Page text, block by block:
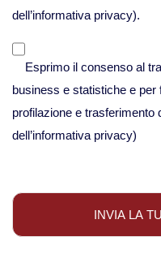
Viaggi in Islanda
Viaggi in
Viaggi in Arabia
dell’informativa privacy).
Esprimo il consenso al
business e statistiche e per
profilazione e trasferimento
dell’informativa privacy)